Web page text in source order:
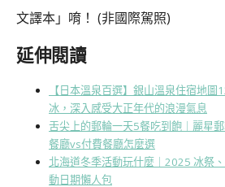
文譯本」唷！ (非國際駕照)
延伸閱讀
【日本溫泉百選】銀山溫泉住宿地
冰，深入感受大正年代的浪漫氣息
舌尖上的郵輪一天5餐吃到飽｜麗星
餐廳vs付費餐廳怎麼選
北海道冬季活動玩什麼｜2025 冰祭
動日期懶人包